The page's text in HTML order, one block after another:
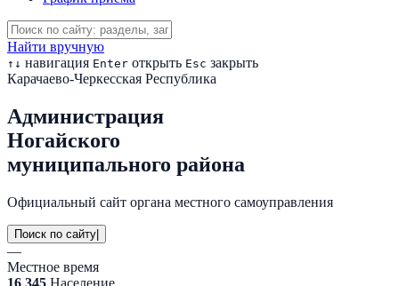
Найти вручную
↑ ↓ навигация Enter открыть Esc закрыть
Карачаево-Черкесская Республика
Администрация
Ногайского
муниципального района
Официальный сайт органа местного самоуправления
Поиск по сайту
—
Местное время
16 345 Население